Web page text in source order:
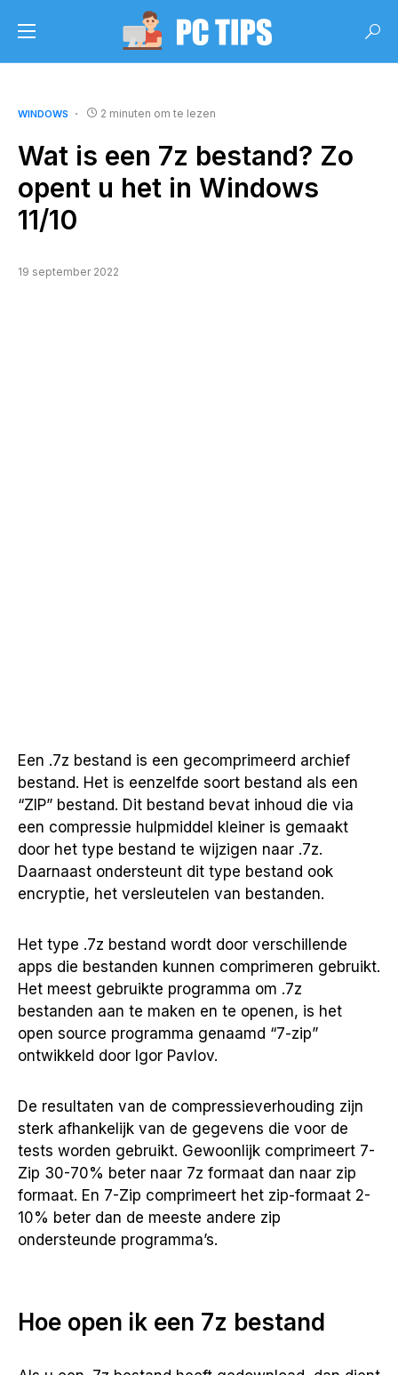
WINDOWS 2 minuten om te lezen
Wat is een 7z bestand? Zo
opent u het in Windows
11/10
19 september 2022
Een .7z bestand is een gecomprimeerd archief
bestand. Het is eenzelfde soort bestand als een
“ZIP” bestand. Dit bestand bevat inhoud die via
een compressie hulpmiddel kleiner is gemaakt
door het type bestand te wijzigen naar .7z.
Daarnaast ondersteunt dit type bestand ook
encryptie, het versleutelen van bestanden.
Het type .7z bestand wordt door verschillende
apps die bestanden kunnen comprimeren gebruikt.
Het meest gebruikte programma om .7z
bestanden aan te maken en te openen, is het
open source programma genaamd “7-zip”
ontwikkeld door Igor Pavlov.
De resultaten van de compressieverhouding zijn
sterk afhankelijk van de gegevens die voor de
tests worden gebruikt. Gewoonlijk comprimeert 7-
Zip 30-70% beter naar 7z formaat dan naar zip
formaat. En 7-Zip comprimeert het zip-formaat 2-
10% beter dan de meeste andere zip
ondersteunde programma’s.
Hoe open ik een 7z bestand